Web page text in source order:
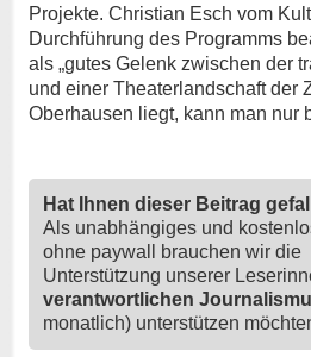
Projekte. Christian Esch vom
Durchführung des Programms
als „gutes Gelenk zwischen der
und einer Theaterlandschaft der
Oberhausen liegt, kann man nur
Hat Ihnen dieser Beitrag
Als unabhängiges und
ohne paywall brauchen wir die
Unterstützung unserer
verantwortlichen
monatlich) unterstützen